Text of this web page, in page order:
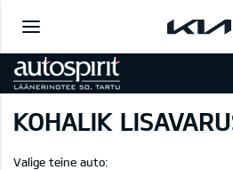
KOHALIK
Valige teine auto: